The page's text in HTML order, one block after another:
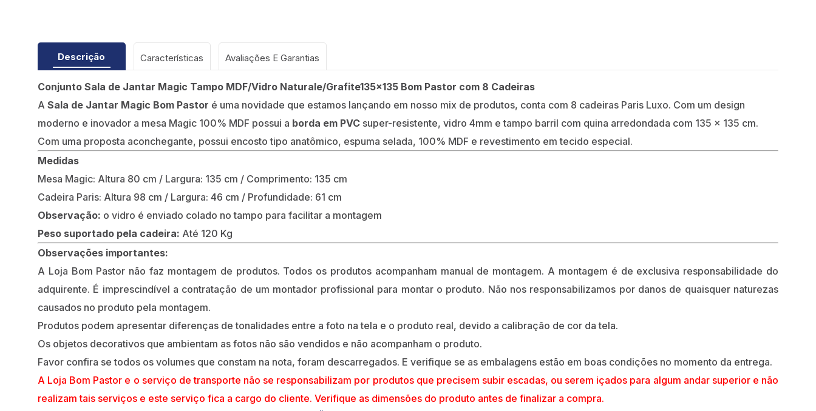
Descrição Características
Conjunto Sala de Jantar Magic Tampo MDF/Vidro Naturale/Grafite135x135 Bom Pastor com 8 Cadeiras
A Sala de Jantar Magic Bom Pastor é uma novidade que estamos lançando em nosso mix de produtos, conta com 8 cadeiras Paris Luxo. Com um design
moderno e inovador a mesa Magic 100% MDF possui a borda em PVC super-resistente, vidro 4mm e tampo barril com quina arredondada com 135 x 135 cm.
Com uma proposta aconchegante, possui encosto tipo anatômico, espuma selada, 100% MDF e revestimento em tecido especial.
Medidas
Mesa Magic: Altura 80 cm / Largura: 135 cm / Comprimento: 135 cm
Cadeira Paris: Altura 98 cm / Largura: 46 cm / Profundidade: 61 cm
Observação: o vidro é enviado colado no tampo para facilitar a montagem
Peso suportado pela cadeira: Até 120 Kg
Observações importantes:
A Loja Bom Pastor não faz montagem de produtos. Todos os produtos acompanham manual de montagem. A montagem é de exclusiva responsabilidade do
adquirente. É imprescindível a contratação de um montador profissional para montar o produto. Não nos responsabilizamos por danos de quaisquer naturezas
causados no produto pela montagem.
Produtos podem apresentar diferenças de tonalidades entre a foto na tela e o produto real, devido a calibração de cor da tela.
Os objetos decorativos que ambientam as fotos não são vendidos e não acompanham o produto.
Favor confira se todos os volumes que constam na nota, foram descarregados. E verifique se as embalagens estão em boas condições no momento da entrega.
A Loja Bom Pastor e o serviço de transporte não se responsabilizam por produtos que precisem subir escadas, ou serem içados para algum andar superior e não
realizam tais serviços e este serviço fica a cargo do cliente. Verifique as dimensões do produto antes de finalizar a compra.